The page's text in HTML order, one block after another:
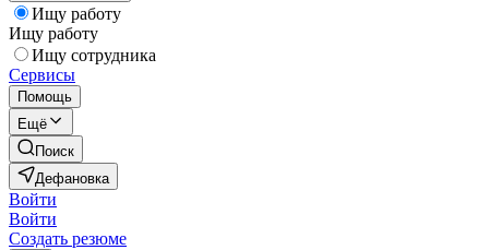
Ищу работу
Ищу работу
Ищу сотрудника
Сервисы
Помощь
Ещё
Поиск
Дефановка
Войти
Войти
Создать резюме